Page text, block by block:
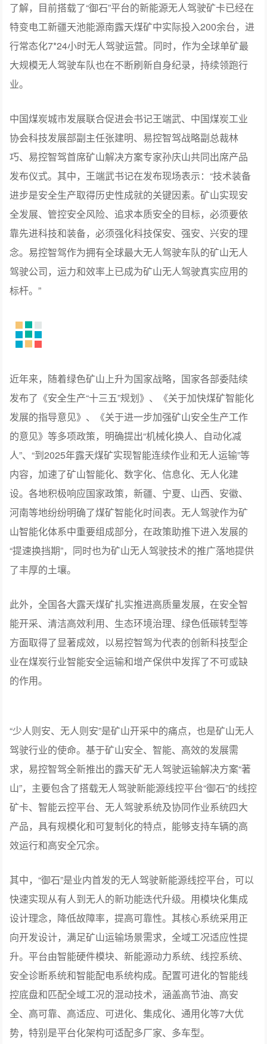
了解，目前搭载了“御石”平台的新能源无人驾驶矿卡已经在
特变电工新疆天池能源南露天煤矿中实际投入200余台，进
行常态化7*24小时无人驾驶运营。同时，作为全球单矿最
大规模无人驾驶车队也在不断刷新自身纪录，持续领跑行
业。
中国煤炭城市发展联合促进会书记王端武、中国煤炭工业
协会科技发展部副主任张建明、易控智驾战略副总裁林
巧、易控智驾首席矿山解决方案专家孙庆山共同出席产品
发布仪式。其中，王端武书记在发布现场表示：“技术装备
进步是安全生产取得历史性成就的关键因素。矿山实现安
全发展、管控安全风险、追求本质安全的目标，必须要依
靠先进科技和装备，必须强化科技保安、强安、兴安的理
念。易控智驾作为拥有全球最大无人驾驶车队的矿山无人
驾驶公司，运力和效率上已成为矿山无人驾驶真实应用的
标杆。”
近年来，随着绿色矿山上升为国家战略，国家各部委陆续
发布了《安全生产“十三五”规划》、《关于加快煤矿智能化
发展的指导意见》、《关于进一步加强矿山安全生产工作
的意见》等多项政策，明确提出“机械化换人、自动化减
人”、“到2025年露天煤矿实现智能连续作业和无人运输”等
内容，加速了矿山智能化、数字化、信息化、无人化建
设。各地积极响应国家政策，新疆、宁夏、山西、安徽、
河南等地纷纷明确了煤矿智能化时间表。无人驾驶作为矿
山智能化体系中重要组成部分，在政策助推下进入发展的
“提速换挡期”，同时也为矿山无人驾驶技术的推广落地提供
了丰厚的土壤。
此外，全国各大露天煤矿扎实推进高质量发展，在安全智
能开采、清洁高效利用、生态环境治理、绿色低碳转型等
方面取得了显著成效，以易控智驾为代表的创新科技型企
业在煤炭行业智能安全运输和增产保供中发挥了不可或缺
的作用。
“少人则安、无人则安”是矿山开采中的痛点，也是矿山无人
驾驶行业的使命。基于矿山安全、智能、高效的发展需
求，易控智驾全新推出的露天矿无人驾驶运输解决方案“著
山”，主要包含了搭载无人驾驶新能源线控平台“御石”的线控
矿卡、智能云控平台、无人驾驶系统及协同作业系统四大
产品，具有规模化和可复制化的特点，能够支持车辆的高
效运行和高安全冗余。
其中，“御石”是业内首发的无人驾驶新能源线控平台，可以
快速实现从有人到无人的新功能迭代升级。用模块化集成
设计理念，降低故障率，提高可靠性。其核心系统采用正
向开发设计，满足矿山运输场景需求，全域工况适应性提
升。平台由智能硬件模块、新能源动力系统、线控系统、
安全诊断系统和智能配电系统构成。配置可进化的智能线
控底盘和匹配全域工况的混动技术，涵盖高节油、高安
全、高可靠、高适应、可进化、集成化、通用化等7大优
势，特别是平台化架构可适配多厂家、多车型。